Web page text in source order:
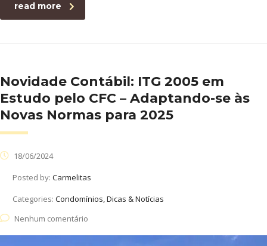
read more
Novidade Contábil: ITG 2005 em
Estudo pelo CFC – Adaptando-se às
Novas Normas para 2025
18/06/2024
Posted by: Carmelitas
Categories: Condomínios, Dicas & Notícias
Nenhum comentário